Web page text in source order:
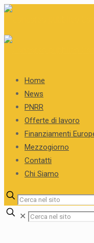
Home
News
PNRR
Offerte di lavoro
Finanziamenti
Mezzogiorno
Contatti
Chi Siamo
✕